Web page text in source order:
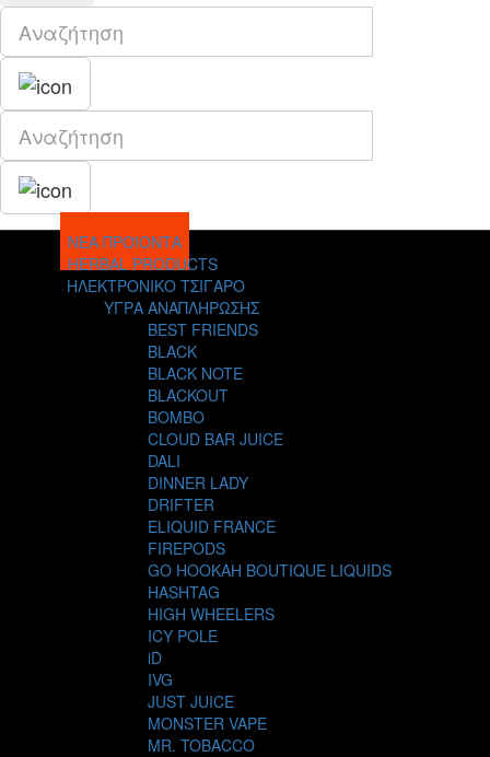
ΝΕΑ ΠΡΟΪΟΝΤΑ
HERBAL PRODUCTS
ΗΛΕΚΤΡΟΝΙΚΟ ΤΣΙΓΑΡΟ
ΥΓΡΑ ΑΝΑΠΛΗΡΩΣΗΣ
BEST FRIENDS
BLACK
BLACK NOTE
BLACKOUT
BOMBO
CLOUD BAR JUICE
DALI
DINNER LADY
DRIFTER
ELIQUID FRANCE
FIREPODS
GO HOOKAH BOUTIQUE LIQUIDS
HASHTAG
HIGH WHEELERS
ICY POLE
iD
IVG
JUST JUICE
MONSTER VAPE
MR. TOBACCO